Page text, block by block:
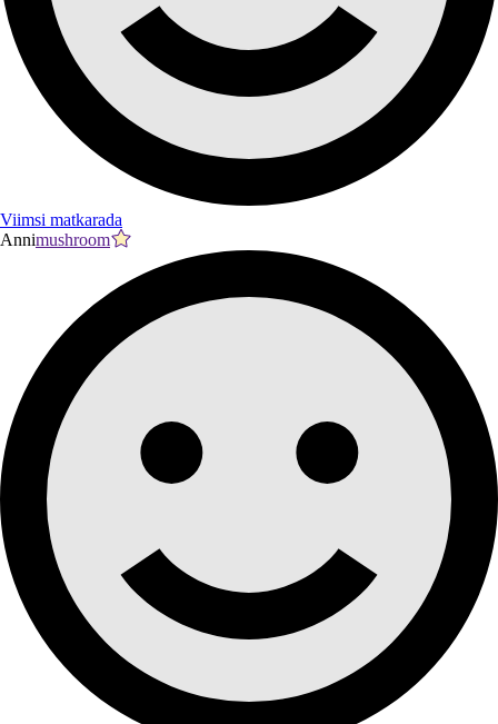
Viimsi matkarada
Annimushroom